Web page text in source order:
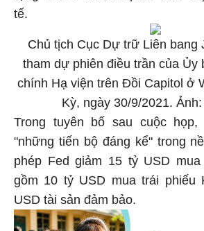
tế.
Chủ tịch Cục Dự trữ Liên bang
tham dự phiên điều trần của Ủy
chính Hạ viện trên Đồi Capitol ở
Kỳ, ngày 30/9/2021.
Trong tuyên bố sau cuộc họp,
"những tiến bộ đáng kể" trong
phép Fed giảm 15 tỷ USD mua
gồm 10 tỷ USD mua trái phiếu
USD tài sản đảm bảo.